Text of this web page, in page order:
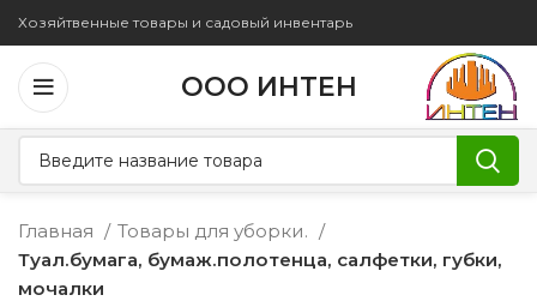
Хозяйтвенные товары и садовый инвентарь
ООО ИНТЕН
Главная
Товары для уборки.
Туал.бумага, бумаж.полотенца, салфетки, губки,
мочалки